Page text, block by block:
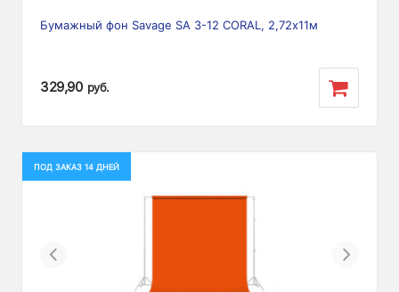
Бумажный фон Savage SA 3-12 CORAL, 2,72х11м
329,90 руб.
ПОД ЗАКАЗ 14 ДНЕЙ
Previous Next